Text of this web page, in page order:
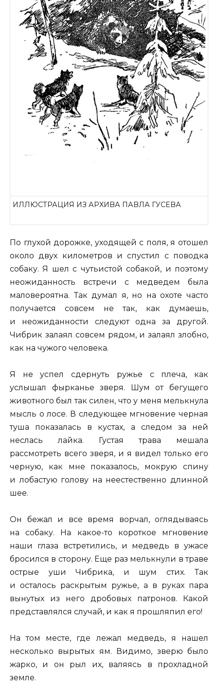
ИЛЛЮСТРАЦИЯ ИЗ АРХИВА ПАВЛА ГУСЕВА
По глухой дорожке, уходящей с поля, я отошел
около двух километров и спустил с поводка
собаку. Я шел с чутьистой собакой, и поэтому
неожиданность встречи с медведем была
маловероятна. Так думал я, но на охоте часто
получается совсем не так, как думаешь,
и неожиданности следуют одна за другой.
Чибрик залаял совсем рядом, и залаял злобно,
как на чужого человека.
Я не успел сдернуть ружье с плеча, как
услышал фырканье зверя. Шум от бегущего
животного был так силен, что у меня мелькнула
мысль о лосе. В следующее мгновение черная
туша показалась в кустах, а следом за ней
неслась лайка. Густая трава мешала
рассмотреть всего зверя, и я видел только его
черную, как мне показалось, мокрую спину
и лобастую голову на неестественно длинной
шее.
Он бежал и все время ворчал, оглядываясь
на собаку. На какое-то короткое мгновение
наши глаза встретились, и медведь в ужасе
бросился в сторону. Еще раз мелькнули в траве
острые уши Чибрика, и шум стих. Так
и осталось раскрытым ружье, а в руках пара
вынутых из него дробовых патронов. Какой
представлялся случай, и как я прошляпил его!
На том месте, где лежал медведь, я нашел
несколько вырытых ям. Видимо, зверю было
жарко, и он рыл их, валяясь в прохладной
земле.